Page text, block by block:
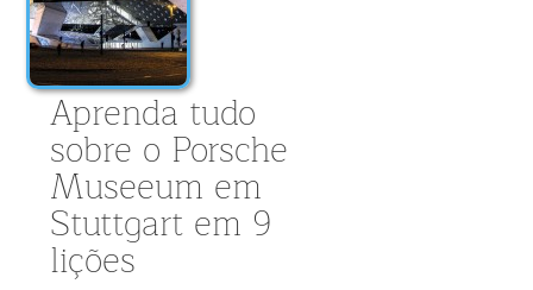
Aprenda tudo
sobre o Porsche
Museeum em
Stuttgart em 9
lições